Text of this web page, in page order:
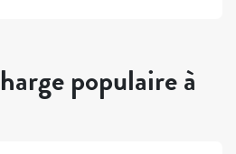
populaire à